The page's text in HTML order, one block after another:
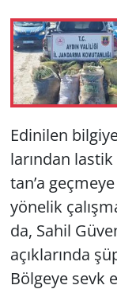
Edi­ni­len
la­rın­dan
tan’a
yö­ne­lik
da, Sahil
açık­la­rın­da
Böl­ge­ye sevk
Yerel